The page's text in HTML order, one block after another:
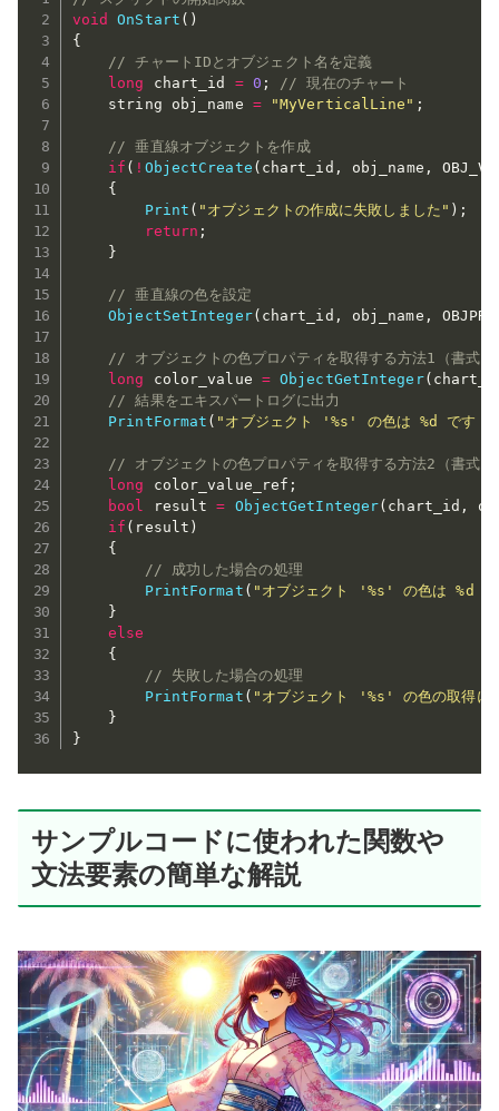
void
OnStart ( )
{
// チャートIDとオブジェクト名を定義
long
chart_id = 0 ;
// 現在のチャート
    string obj_name
= "MyVerticalLine" ;
// 垂直線オブジェクトを作成
if ( ! ObjectCreate ( chart_id , obj_name ,
{
Print ( "オブジェクトの作成に失敗しました" ) ;
return ;
}
// 垂直線の色を設定
ObjectSetInteger( chart_id , obj_name ,
// オブジェクトの色プロパティを取得する方法1（書式1
long
color_value = ObjectGetInteger(
// 結果をエキスパートログに出力
PrintFormat ( "オブジェクト '%s' の色は %d です（
// オブジェクトの色プロパティを取得する方法2（書式2
long
color_value_ref ;
bool
result = ObjectGetInteger( chart_id ,
if ( result )
{
// 成功した場合の処理
PrintFormat ( "オブジェクト '%s' の色は %d で
}
else
{
// 失敗した場合の処理
PrintFormat ( "オブジェクト '%s' の色の取得に
}
}
サンプルコードに使われた関数や
文法要素の簡単な解説